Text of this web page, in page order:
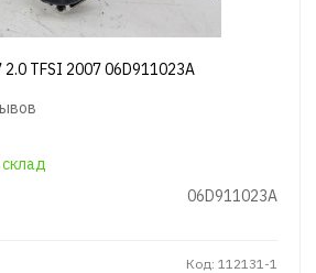
TFSI 2007 06D911023A
склад
06D911023A
Код: 112131-1